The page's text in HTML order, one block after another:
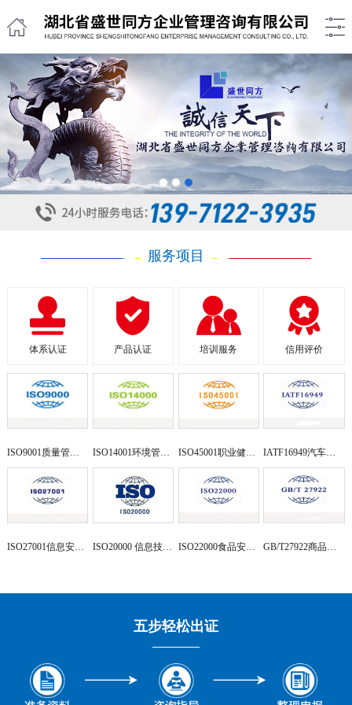
1 2 3
服务项目
体系认证 产品认证 培训服务 信用评价
ISO9001质量管理体系 ISO14001环境管理体系 ISO45001职业健康安全体系 IATF16949汽车行业管理体系
ISO27001信息安全管理体系 ISO20000 信息技术服务管理 ISO22000食品安全管理体系 GB/T27922商品售后服务评价
五步轻松出证